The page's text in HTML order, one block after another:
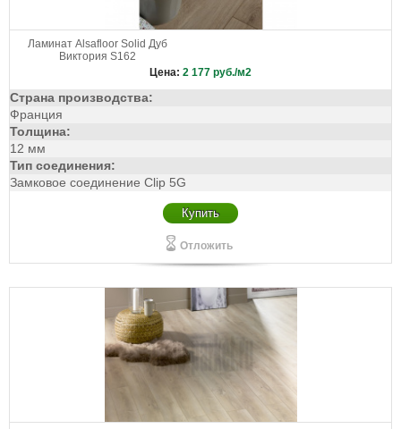
Ламинат Alsafloor Solid Дуб
Виктория S162
Цена: 2 177 руб./м2
Страна производства:
Франция
Толщина:
12 мм
Тип соединения:
Замковое соединение Clip 5G
Купить
Отложить